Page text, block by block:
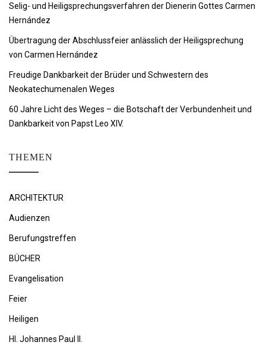
Selig- und Heiligsprechungsverfahren der Dienerin Gottes Carmen
Hernández
Übertragung der Abschlussfeier anlässlich der Heiligsprechung
von Carmen Hernández
Freudige Dankbarkeit der Brüder und Schwestern des
Neokatechumenalen Weges
60 Jahre Licht des Weges – die Botschaft der Verbundenheit und
Dankbarkeit von Papst Leo XIV.
THEMEN
ARCHITEKTUR
Audienzen
Berufungstreffen
BÜCHER
Evangelisation
Feier
Heiligen
Hl. Johannes Paul II.